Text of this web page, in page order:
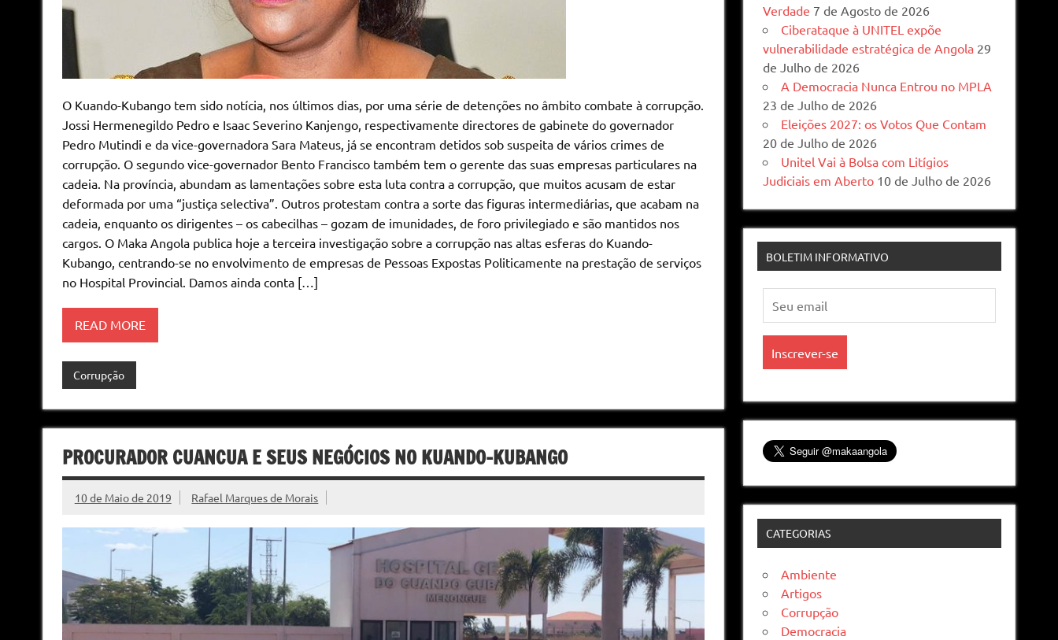
O Kuando-Kubango tem sido notícia, nos últimos dias, por uma série de detenções no âmbito combate à corrupção.
Jossi Hermenegildo Pedro e Isaac Severino Kanjengo, respectivamente directores de gabinete do governador
Pedro Mutindi e da vice-governadora Sara Mateus, já se encontram detidos sob suspeita de vários crimes de
corrupção. O segundo vice-governador Bento Francisco também tem o gerente das suas empresas particulares na
cadeia. Na província, abundam as lamentações sobre esta luta contra a corrupção, que muitos acusam de estar
deformada por uma “justiça selectiva”. Outros protestam contra a sorte das figuras intermediárias, que acabam na
cadeia, enquanto os dirigentes – os cabecilhas – gozam de imunidades, de foro privilegiado e são mantidos nos
cargos. O Maka Angola publica hoje a terceira investigação sobre a corrupção nas altas esferas do Kuando-
Kubango, centrando-se no envolvimento de empresas de Pessoas Expostas Politicamente na prestação de serviços
no Hospital Provincial. Damos ainda conta […]
READ MORE
Corrupção
PROCURADOR CUANCUA E SEUS NEGÓCIOS NO KUANDO-KUBANGO
10 de Maio de 2019 Rafael Marques de Morais
Verdade 7 de Agosto de 2026
Ciberataque à UNITEL expõe
vulnerabilidade estratégica de Angola 29
de Julho de 2026
A Democracia Nunca Entrou no MPLA
23 de Julho de 2026
Eleições 2027: os Votos Que Contam
20 de Julho de 2026
Unitel Vai à Bolsa com Litígios
Judiciais em Aberto 10 de Julho de 2026
BOLETIM INFORMATIVO
CATEGORIAS
Ambiente
Artigos
Corrupção
Democracia